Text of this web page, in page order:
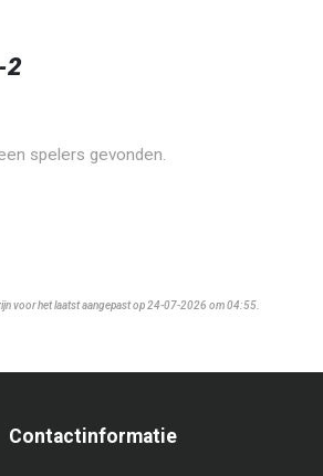
2
spelers gevonden.
voor het laatst aangepast op 24-07-2026 om 04:55.
Contactinformatie